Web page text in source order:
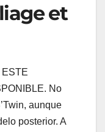
et
No
aunque
posterior. A